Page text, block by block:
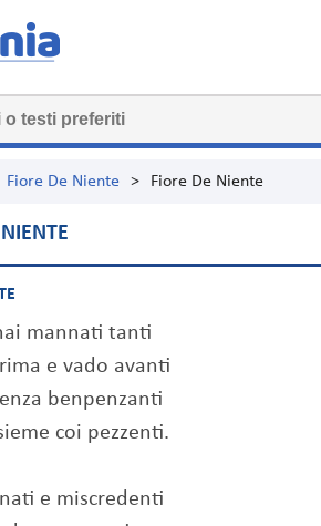
Fiore De Niente > Fiore De Niente
mannati tanti
e vado avanti
benpenzanti
coi pezzenti.
e miscredenti